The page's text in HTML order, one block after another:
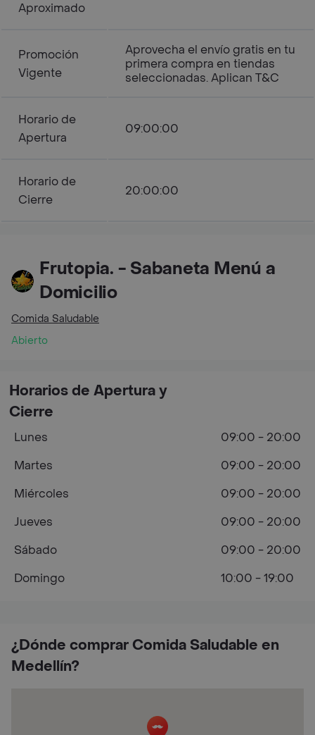
Aproximado
Promoción
Vigente
Aprovecha el envío gratis en tu
primera compra en tiendas
seleccionadas. Aplican T&C
Horario de
Apertura
09:00:00
Horario de
Cierre
20:00:00
Frutopia. - Sabaneta Menú a
Domicilio
Comida Saludable
Abierto
¿Dónde comprar Comida Saludable en
Medellín?
Horarios de Apertura y
Cierre
Lunes
09:00 - 20:00
Martes
09:00 - 20:00
Miércoles
09:00 - 20:00
Jueves
09:00 - 20:00
Sábado
09:00 - 20:00
Domingo
10:00 - 19:00